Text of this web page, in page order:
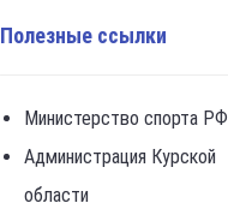
Полезные ссылки
Министерство спорта РФ
Администрация Курской
области